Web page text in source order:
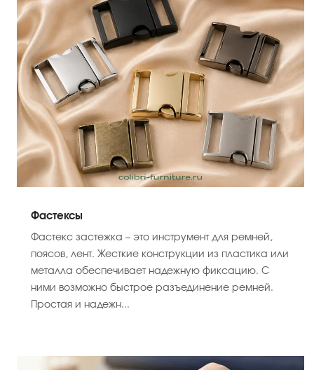
Фастексы
Фастекс застежка – это инструмент для ремней,
поясов, лент. Жесткие конструкции из пластика или
металла обеспечивает надежную фиксацию. С
ними возможно быстрое разъединение ремней.
Простая и надежн...